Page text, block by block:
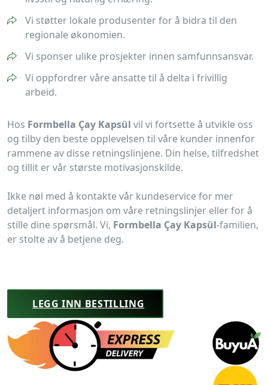
Vi støtter lokale produsenter for å bidra til den
regionale økonomien.
Vi sponser ulike prosjekter innen samfunnsansvar.
Vi oppfordrer våre ansatte til å delta i frivillig
arbeid.
Hos Formbella Çay Kapsül vil vi fortsette å utvikle oss
og tilby den beste opplevelsen til våre kunder innenfor
rammene av disse retningslinjene. Din helse, tilfredshet
og tillit er vår største motivasjonskilde.
Ikke nøl med å kontakte vår kundeservice for mer
detaljert informasjon om våre retningslinjer eller for å
stille dine spørsmål. Vi, Formbella Çay Kapsül-familien,
er stolte av å betjene deg.
LEGG INN BESTILLING